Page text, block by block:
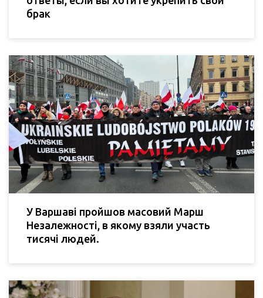
брак
У Варшаві пройшов масовий Марш
Незалежності, в якому взяли участь
тисячі людей.